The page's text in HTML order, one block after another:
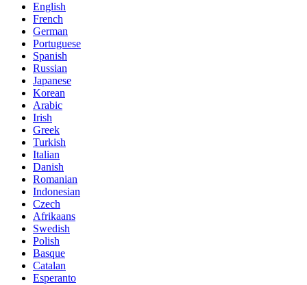
English
French
German
Portuguese
Spanish
Russian
Japanese
Korean
Arabic
Irish
Greek
Turkish
Italian
Danish
Romanian
Indonesian
Czech
Afrikaans
Swedish
Polish
Basque
Catalan
Esperanto